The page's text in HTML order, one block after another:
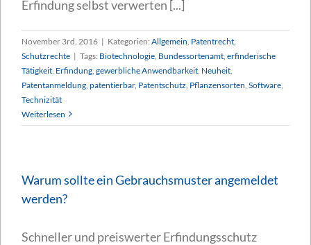
Erfindung selbst verwerten [...]
November 3rd, 2016 | Kategorien: Allgemein Patentrecht
Schutzrechte | Tags: Biotechnologie Bundessortenamt erfinderische
Tätigkeit Erfindung gewerbliche Anwendbarkeit Neuheit
Patentanmeldung patentierbar, Patentschutz Pflanzensorten Software
Technizität
Weiterlesen
Warum sollte ein Gebrauchsmuster angemeldet
werden?
Schneller und preiswerter Erfindungsschutz